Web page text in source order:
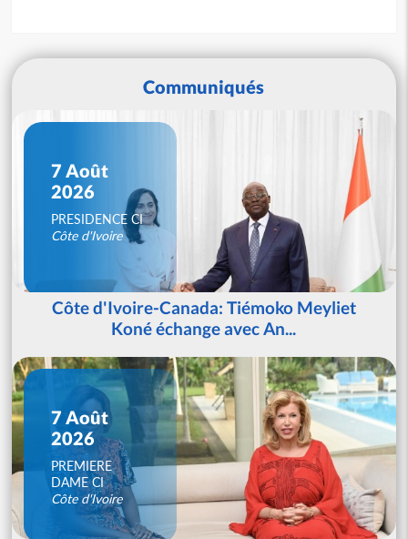
Communiqués
7 Août
2026
PRESIDENCE CI
Côte d'Ivoire
Côte d'Ivoire-Canada: Tiémoko Meyliet
Koné échange avec An...
7 Août
2026
PREMIERE
DAME CI
Côte d'Ivoire